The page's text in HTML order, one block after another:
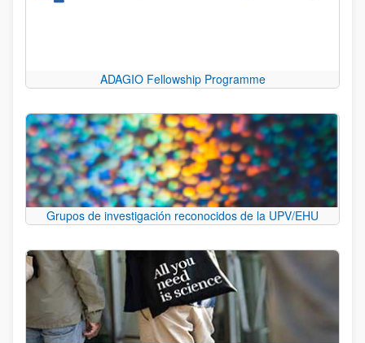
ADAGIO Fellowship Programme
Grupos de investigación reconocidos de la UPV/EHU